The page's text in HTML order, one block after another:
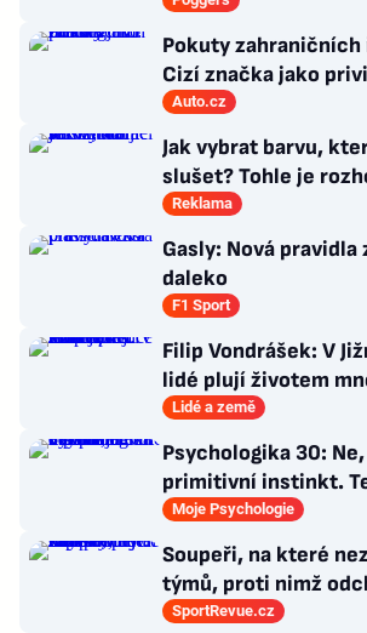
Pokuty
Cizí značka jako
Auto.cz
Jak vybrat barvu,
slušet? Tohle je
Reklama
Gasly: Nová pravidla
daleko
F1 Sport
Filip Vondrášek: V
lidé plují životem
věci tolik neřeší
Lidé a země
Psychologika 30:
primitivní instinkt.
mozku jen dokonalá
Moje Psychologie
Soupeři, na které
týmů, proti nimž
Drobný nejvíc
SportRevue.cz